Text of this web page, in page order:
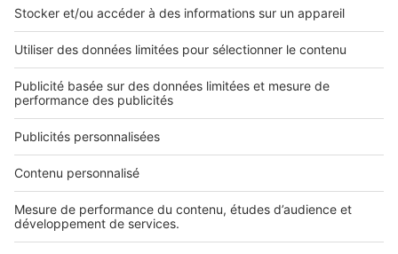
L'ENTREPRISE
Nous contacter
Nous recrutons
NOS APPLICATIONS
Découvrez nos applications